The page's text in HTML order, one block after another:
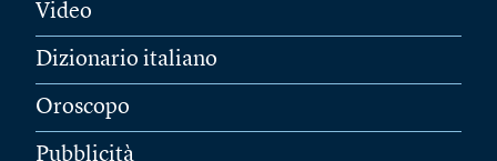
Video
Dizionario italiano
Oroscopo
Pubblicità